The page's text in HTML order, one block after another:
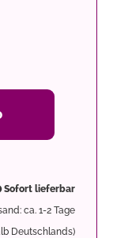
Sofort lieferbar
ca. 1-2 Tage
Deutschlands)